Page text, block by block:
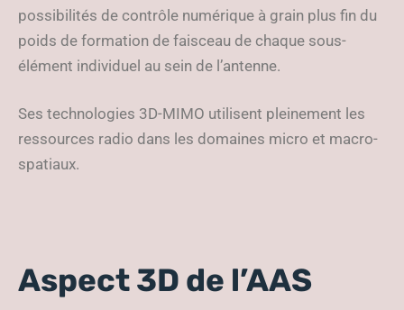
possibilités de contrôle numérique à grain plus fin du
poids de formation de faisceau de chaque sous-
élément individuel au sein de l’antenne.
Ses technologies 3D-MIMO utilisent pleinement les
ressources radio dans les domaines micro et macro-
spatiaux.
Aspect 3D de l’AAS